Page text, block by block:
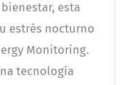
esta
estrés nocturno
Monitoring.
tecnología